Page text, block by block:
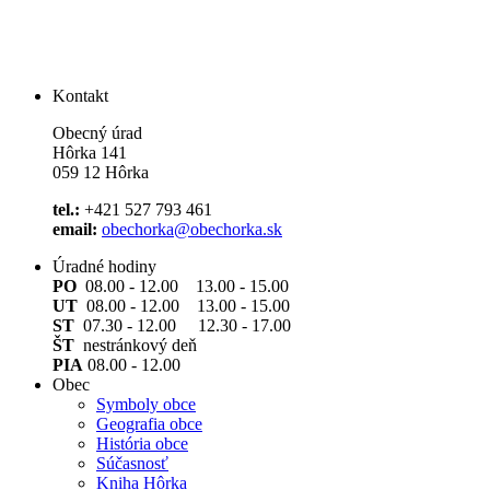
Kontakt
Obecný úrad
Hôrka 141
059 12 Hôrka
tel.: +421 527 793 461
email: obechorka@obechorka.sk
Úradné hodiny
PO 08.00 - 12.00 13.00 - 15.00
UT 08.00 - 12.00 13.00 - 15.00
ST 07.30 - 12.00 12.30 - 17.00
ŠT nestránkový deň
PIA 08.00 - 12.00
Obec
Symboly obce
Geografia obce
História obce
Súčasnosť
Kniha Hôrka